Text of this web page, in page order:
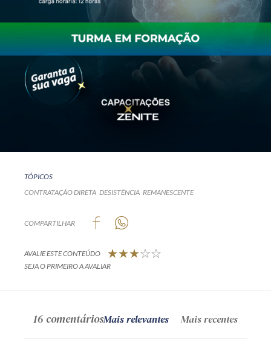
TÓPICOS
CONTRATAÇÃO DIRETA DESISTÊNCIA REMANESCENTE
COMPARTILHAR
AVALIE ESTE CONTEÚDO
SEJA O PRIMEIRO A AVALIAR
16 comentáriosMais relevantes Mais recentes